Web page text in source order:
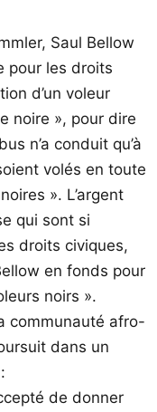
Saul Bellow
pour les droits
d’un voleur
noire », pour dire
n’a conduit qu’à
volés en toute
». L’argent
qui sont si
droits civiques,
en fonds pour
noirs ».
communauté afro-
dans un
de donner